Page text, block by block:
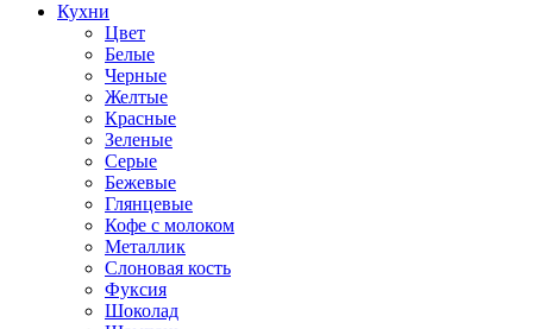
Кухни
Цвет
Белые
Черные
Желтые
Красные
Зеленые
Серые
Бежевые
Глянцевые
Кофе с молоком
Металлик
Слоновая кость
Фуксия
Шоколад